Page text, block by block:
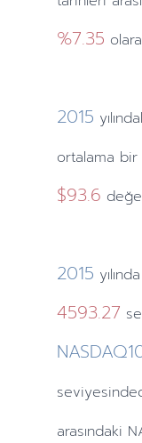
%7.35
2015
ortalama bir
$93.6
2015 yılında
4593.27
arasındaki